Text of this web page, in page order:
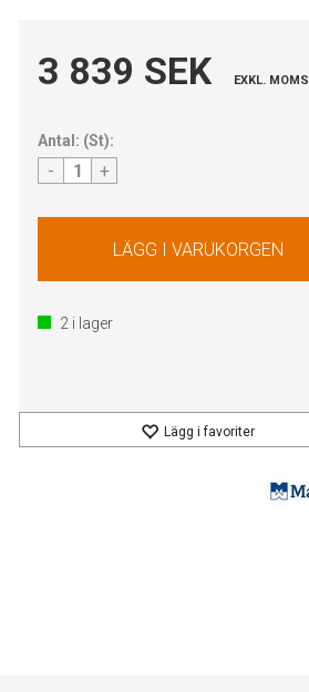
3 839 SEK EXKL. MOMS
Antal: (St):
- +
2 i lager
Lägg i favoriter